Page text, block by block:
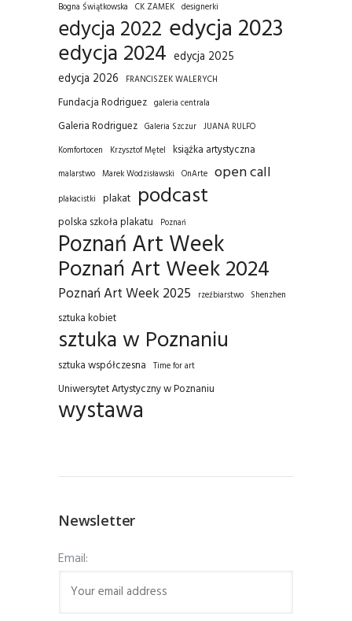
Bogna Świątkowska CK ZAMEK designerki
edycja 2022 edycja 2023
edycja 2024 edycja 2025
edycja 2026
FRANCISZEK WALERYCH
Fundacja Rodriguez galeria centrala
Galeria Rodriguez Galeria Szczur JUANA RULFO
Komfortocen
Krzysztof Mętel książka artystyczna
malarstwo Marek Wodzisławski OnArte open call
plakacistki plakat podcast
polska szkoła plakatu Poznań
Poznań Art Week
Poznań Art Week 2024
Poznań Art Week 2025 rzeźbiarstwo Shenzhen
sztuka kobiet
sztuka w Poznaniu
sztuka współczesna Time for art
Uniwersytet Artystyczny w Poznaniu
wystawa
Newsletter
Email: